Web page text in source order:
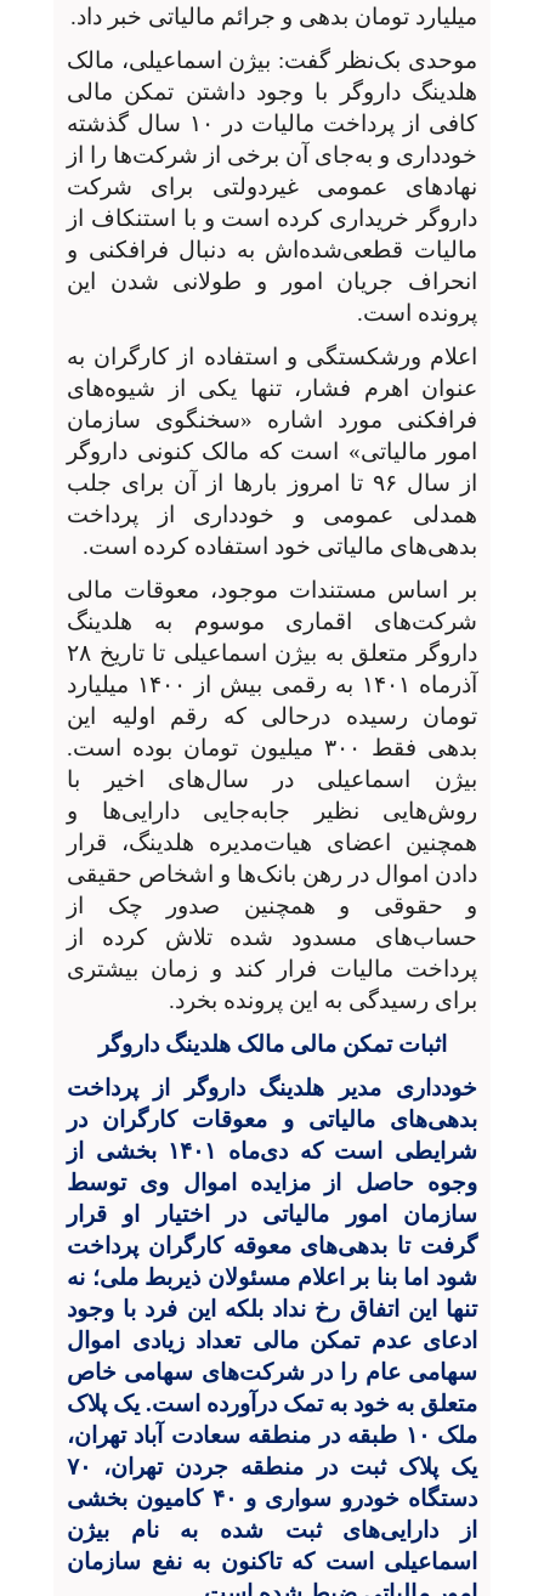
میلیارد تومان بدهی و جرائم مالیاتی خبر داد.
موحدی بک‌نظر گفت: بیژن اسماعیلی، مالک
هلدینگ داروگر با وجود داشتن تمکن مالی
کافی از پرداخت مالیات در ۱۰ سال گذشته
خودداری و به‌جای آن برخی از شرکت‌ها را از
نهادهای عمومی غیردولتی برای شرکت
داروگر خریداری کرده است و با استنکاف از
مالیات قطعی‌شده‌اش به دنبال فرافکنی و
انحراف جریان امور و طولانی شدن این
پرونده است.
اعلام ورشکستگی و استفاده از کارگران به
عنوان اهرم فشار، تنها یکی از شیوه‌های
فرافکنی مورد اشاره «سخنگوی سازمان
امور مالیاتی» است که مالک کنونی داروگر
از سال ۹۶ تا امروز بارها از آن برای جلب
همدلی عمومی و خودداری از پرداخت
بدهی‌های مالیاتی خود استفاده کرده است.
بر اساس مستندات موجود، معوقات مالی
شرکت‌های اقماری موسوم به هلدینگ
داروگر متعلق به بیژن اسماعیلی تا تاریخ ۲۸
آذرماه ۱۴۰۱ به رقمی بیش از ۱۴۰۰ میلیارد
تومان رسیده درحالی که رقم اولیه این
بدهی‌ فقط ۳۰۰ میلیون تومان بوده است.
بیژن اسماعیلی در سال‌های اخیر با
روش‌هایی نظیر جابه‌جایی دارایی‌ها و
همچنین اعضای هیات‌مدیره هلدینگ، قرار
دادن اموال در رهن بانک‌ها و اشخاص حقیقی
و حقوقی و همچنین صدور چک‌ از
حساب‌های مسدود شده تلاش کرده از
پرداخت مالیات فرار کند و زمان بیشتری
برای رسیدگی به این پرونده بخرد.
اثبات تمکن مالی مالک هلدینگ داروگر
خودداری مدیر هلدینگ داروگر از پرداخت
بدهی‌های مالیاتی و معوقات کارگران در
شرایطی است که دی‌ماه ۱۴۰۱ بخشی از
وجوه حاصل از مزایده اموال وی توسط
سازمان امور مالیاتی در اختیار او قرار
گرفت تا بدهی‌های معوقه کارگران پرداخت
شود اما بنا بر اعلام مسئولان ذیربط ملی؛ نه
تنها این اتفاق رخ نداد بلکه این فرد با وجود
ادعای عدم تمکن مالی تعداد زیادی اموال
سهامی عام را در شرکت‌های سهامی خاص
متعلق به خود به تمک درآورده است. یک پلاک
ملک ۱۰ طبقه در منطقه سعادت آباد تهران،
یک پلاک ثبت در منطقه جردن تهران، ۷۰
دستگاه خودرو سواری و ۴۰ کامیون بخشی
از دارایی‌های ثبت شده به نام بیژن
اسماعیلی است که تاکنون به نفع سازمان